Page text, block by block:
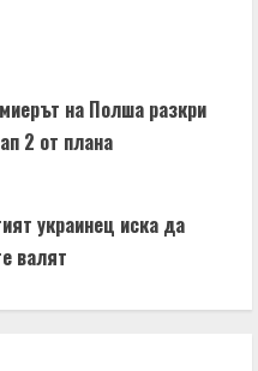
на Полша разкри
2 от плана
украинец иска да
валят